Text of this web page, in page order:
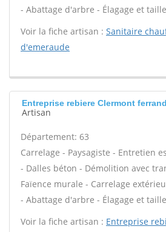
- Abattage d'arbre - Élagage et
Voir la fiche artisan : Sanitaire
d'emeraude
Entreprise rebiere Clermont ferrand
Artisan
Département: 63
Carrelage - Paysagiste - Entretien
- Dalles béton - Démolition avec
Faïence murale - Carrelage
- Abattage d'arbre - Élagage et
Voir la fiche artisan : Entreprise